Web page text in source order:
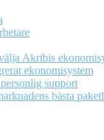
Akribis
ekonomisystem
support
bästa